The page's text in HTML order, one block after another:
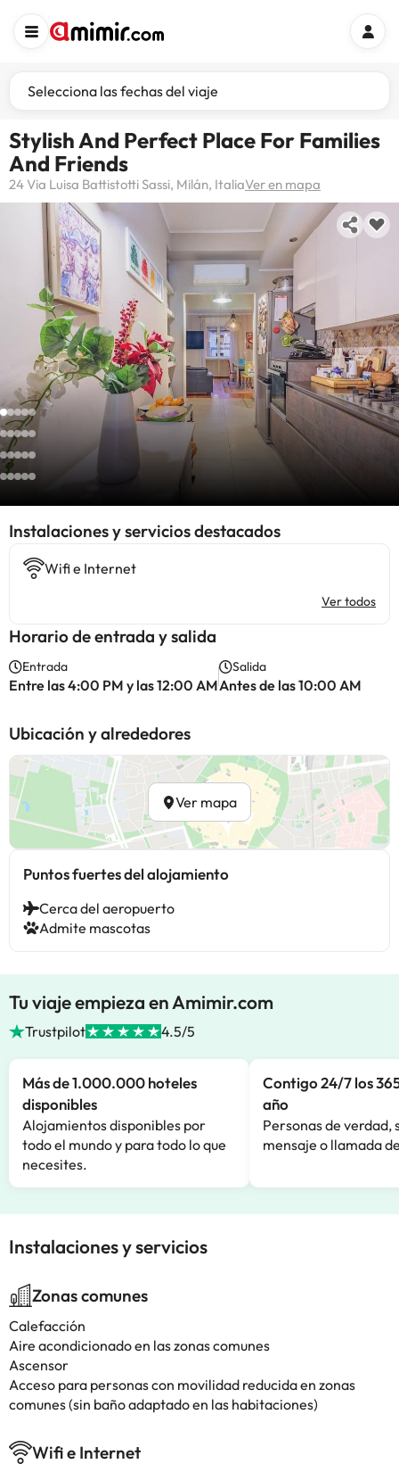
Selecciona las fechas del viaje
Stylish And Perfect Place For Families
And Friends
24 Via Luisa Battistotti Sassi, Milán, ItaliaVer en mapa
Instalaciones y servicios destacados
Wifi e Internet
Ver todos
Horario de entrada y salida
Entrada
Entre las 4:00 PM y las 12:00 AM
Salida
Antes de las 10:00 AM
Ubicación y alrededores
Ver mapa
Puntos fuertes del alojamiento
Cerca del aeropuerto
Admite mascotas
Tu viaje empieza en Amimir.com
Trustpilot 4.5/5
Más de 1.000.000 hoteles
disponibles
Alojamientos disponibles por
todo el mundo y para todo lo que
necesites.
Contigo 24/7 los
año
Personas de verdad,
mensaje o llamada
Instalaciones y servicios
Zonas comunes
Calefacción
Aire acondicionado en las zonas comunes
Ascensor
Acceso para personas con movilidad reducida en zonas
comunes (sin baño adaptado en las habitaciones)
Wifi e Internet